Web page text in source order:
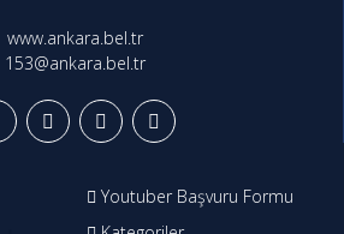
www.ankara.bel.tr
153@ankara.bel.tr
Youtuber Başvuru Formu